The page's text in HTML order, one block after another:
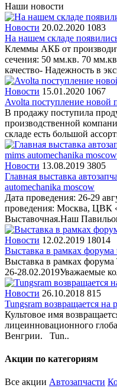
Наши новости
Новости 20.02.2020 1083
На нашем складе
Клеммы АКБ от
сечения: 50 мм.кв. 70
качество- Надежность в
Новости 15.01.2020 1067
Avolta поступление новой
В продажу поступила
производственной
складе есть большой
Новости 13.08.2019 3805
Главная выставка
automechanika moscow
Дата проведения: 26-29
проведения: Москва, ЦВК
Выставочная.Наш
Новости 12.02.2019 18014
Выставка в рамках форума
Выставка в рамках
26-28.02.2019Уважаемые
Новости 26.10.2018 815
Tungsram возвращается на
Культовое имя
лицеинновационного
Венгрии. Tun..
Акции по категориям
Все акции Автозапчасти